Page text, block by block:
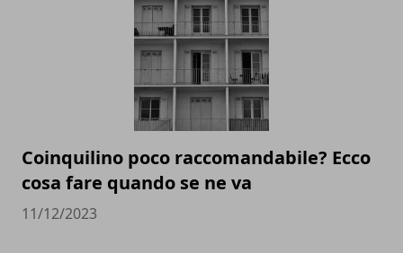
Coinquilino poco raccomandabile? Ecco
cosa fare quando se ne va
11/12/2023